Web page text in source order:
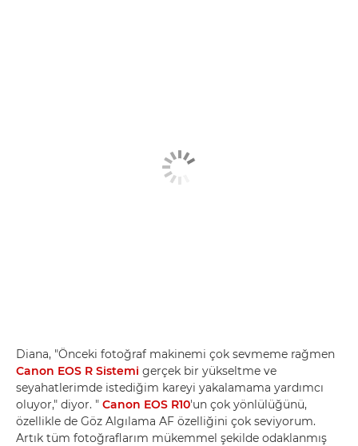
Diana, "Önceki fotoğraf makinemi çok sevmeme rağmen
Canon EOS R Sistemi gerçek bir yükseltme ve
seyahatlerimde istediğim kareyi yakalamama yardımcı
oluyor," diyor. " Canon EOS R10'un çok yönlülüğünü,
özellikle de Göz Algılama AF özelliğini çok seviyorum.
Artık tüm fotoğraflarım mükemmel şekilde odaklanmış